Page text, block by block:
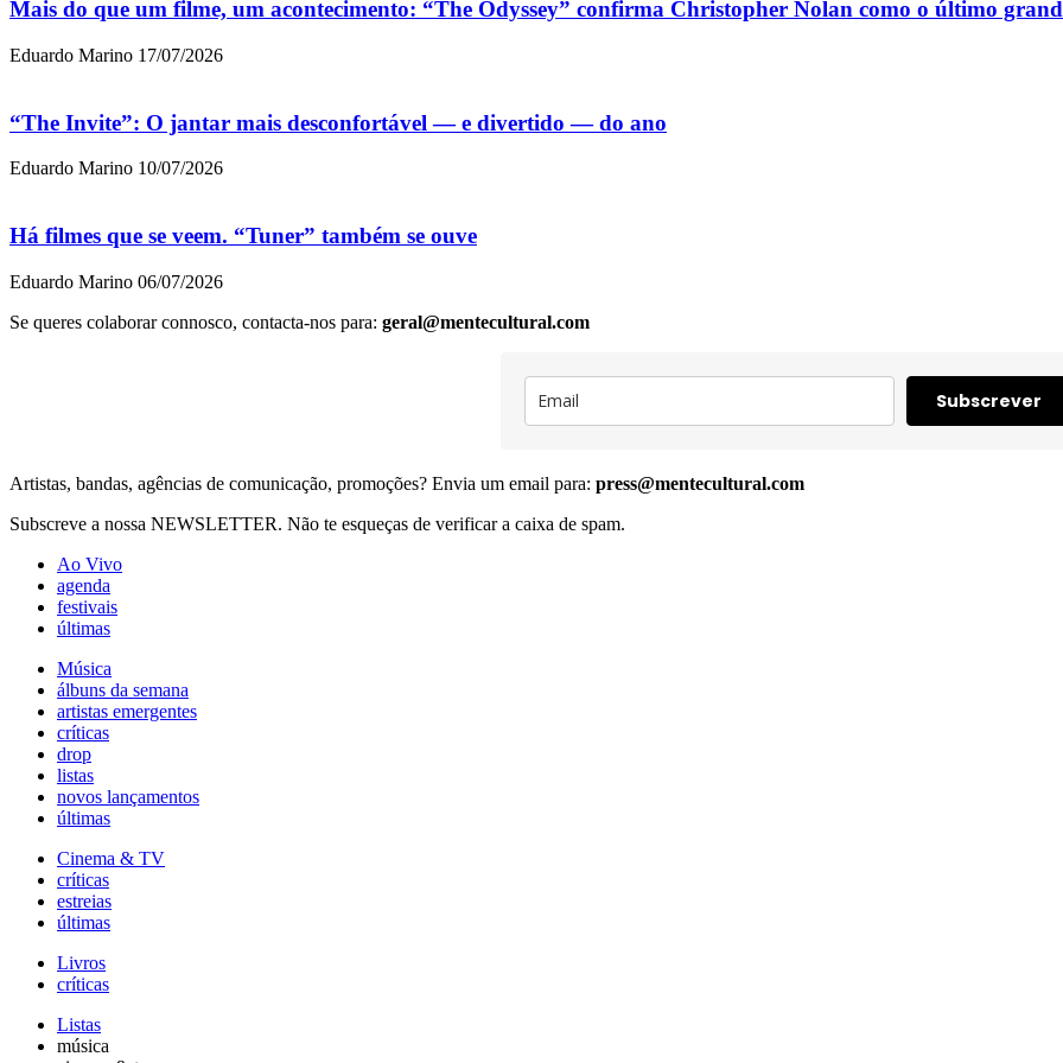
Mais do que um filme, um acontecimento: “The Odyssey” confirma Christopher Nolan como o último
Eduardo Marino 17/07/2026
“The Invite”: O jantar mais desconfortável — e divertido — do ano
Eduardo Marino 10/07/2026
Há filmes que se veem. “Tuner” também se ouve
Eduardo Marino 06/07/2026
Se queres colaborar connosco, contacta-nos para: geral@mentecultural.com
Subscrever
Artistas, bandas, agências de comunicação, promoções? Envia um email para: press@mentecultural.com
Subscreve a nossa NEWSLETTER. Não te esqueças de verificar a caixa de spam.
Ao Vivo
agenda
festivais
últimas
Música
álbuns da semana
artistas emergentes
críticas
drop
listas
novos lançamentos
últimas
Cinema & TV
críticas
estreias
últimas
Livros
críticas
Listas
música